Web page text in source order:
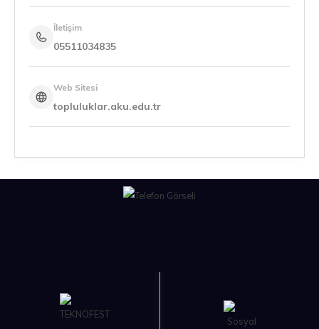
İletişim
05511034835
Web Sitesi
topluluklar.aku.edu.tr